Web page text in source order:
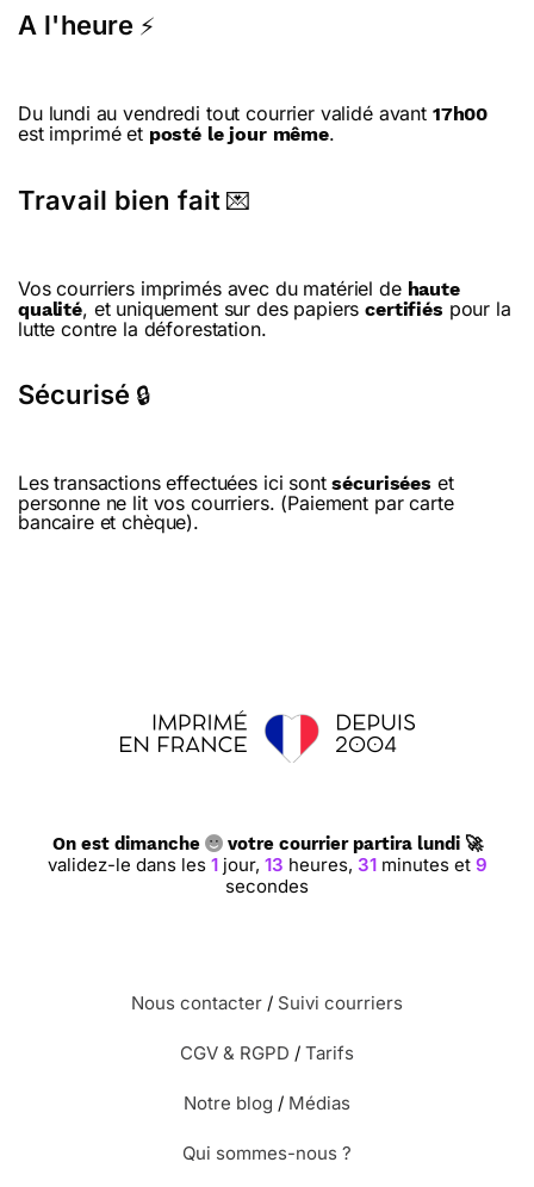
A l'heure ⚡
Du lundi au vendredi tout courrier validé avant 17h00
est imprimé et posté le jour même.
Travail bien fait 💌
Vos courriers imprimés avec du matériel de haute
qualité, et uniquement sur des papierscertifiés pour la
lutte contre la déforestation.
Sécurisé 🔒
Les transactions effectuées ici sontsécurisées et
personne ne lit vos courriers. (Paiement par carte
bancaire et chèque).
On est dimanche votre courrier partira lundi 🚀
validez-le dans les 1jour, 13 heures, 31minutes et 8
secondes
Nous contacter / Suivi courriers
CGV & RGPD / Tarifs
Notre blog / Médias
Qui sommes-nous ?